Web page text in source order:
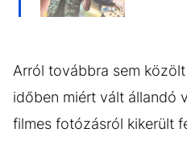
Arról továbbra sem
időben miért vált állandó
filmes fotózásról kikerült